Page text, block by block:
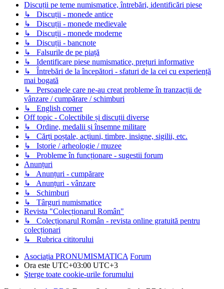
Discuții pe teme numismatice, întrebări, identificări piese
↳ Discuții - monede antice
↳ Discuții - monede medievale
↳ Discuții - monede moderne
↳ Discuții - bancnote
↳ Falsurile de pe piață
↳ Identificare piese numismatice, prețuri informative
↳ Întrebări de la începători - sfaturi de la cei cu experiență
mai bogată
↳ Persoanele care ne-au creat probleme în tranzacții de
vânzare / cumpărare / schimburi
↳ English corner
Off topic - Colectibile și discuții diverse
↳ Ordine, medalii și însemne militare
↳ Cărți poștale, acțiuni, timbre, insigne, sigilii, etc.
↳ Istorie / arheologie / muzee
↳ Probleme în funcționare - sugestii forum
Anunțuri
↳ Anunțuri - cumpărare
↳ Anunțuri - vânzare
↳ Schimburi
↳ Târguri numismatice
Revista "Colecționarul Român"
↳ Colecționarul Român - revista online gratuită pentru
colecționari
↳ Rubrica cititorului
Asociația PRONUMISMATICA Forum
Ora este UTC+03:00 UTC+3
Şterge toate cookie-urile forumului